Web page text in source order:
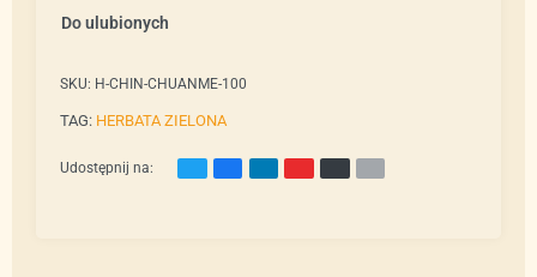
Do ulubionych
SKU: H-CHIN-CHUANME-100
TAG: HERBATA ZIELONA
Udostępnij na: